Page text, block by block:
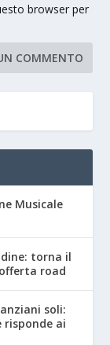
browser per
Musicale
torna il
road
soli:
risponde ai